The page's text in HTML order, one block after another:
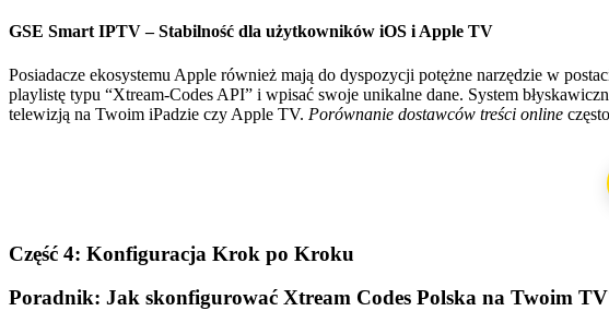
GSE Smart IPTV – Stabilność dla użytkowników iOS i Apple TV
Posiadacze ekosystemu Apple również mają do dyspozycji potężne narzędzie w
playlistę typu “Xtream-Codes API” i wpisać swoje unikalne dane. System
telewizją na Twoim iPadzie czy Apple TV. Porównanie dostawców treści online
Część 4: Konfiguracja Krok po Kroku
Poradnik: Jak skonfigurować Xtream Codes Polska na Twoim